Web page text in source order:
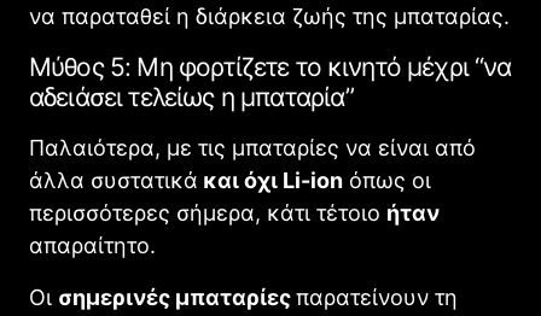
να παραταθεί η διάρκεια ζωής της μπαταρίας.
Μύθος 5: Μη φορτίζετε το κινητό μέχρι “να
αδειάσει τελείως η μπαταρία”
Παλαιότερα, με τις μπαταρίες να είναι από
άλλα συστατικά και όχι Li-ion όπως οι
περισσότερες σήμερα, κάτι τέτοιο ήταν
απαραίτητο.
Οι σημερινές μπαταρίεςπαρατείνουν τη